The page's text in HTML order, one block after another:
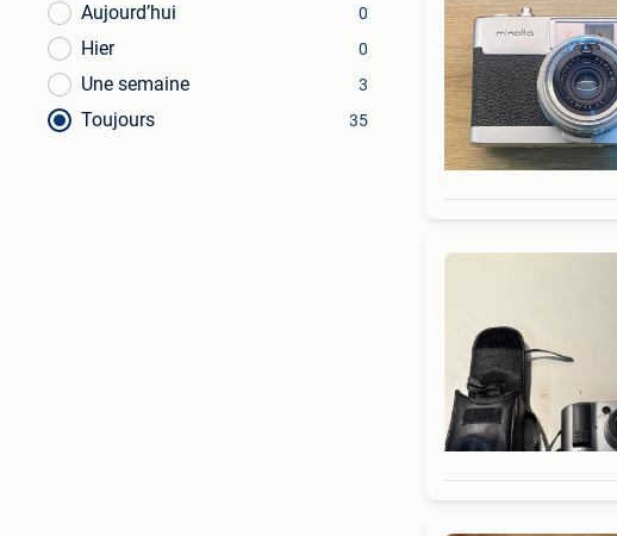
Aujourd’hui
0
Hier 0
Une semaine 3
Toujours 35